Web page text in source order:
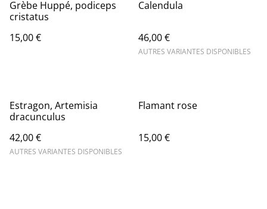
Grèbe Huppé, podiceps
cristatus
15,00 €
Calendula
46,00 €
AUTRES VARIANTES DISPONIBLES
Estragon, Artemisia
dracunculus
42,00 €
AUTRES VARIANTES DISPONIBLES
Flamant rose
15,00 €